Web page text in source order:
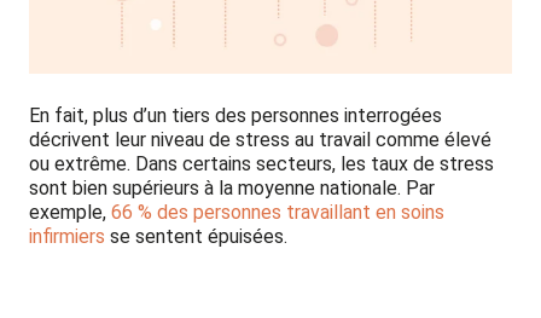
En fait, plus d’un tiers des personnes interrogées
décrivent leur niveau de stress au travail comme élevé
ou extrême. Dans certains secteurs, les taux de stress
sont bien supérieurs à la moyenne nationale. Par
exemple, 66 % des personnes travaillant en soins
infirmiers se sentent épuisées.